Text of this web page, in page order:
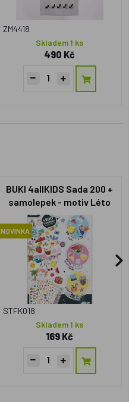
ZM4418
Skladem 1 ks
490 Kč
BUKI 4allKIDS Sada 200 +
samolepek - motiv Léto
NOVINKA
STFK018
Skladem 1 ks
169 Kč